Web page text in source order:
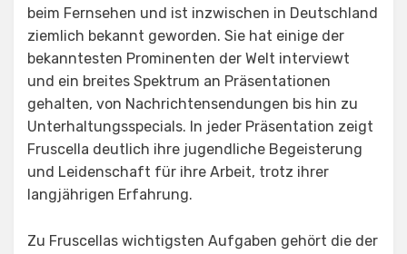
beim Fernsehen und ist inzwischen in Deutschland
ziemlich bekannt geworden. Sie hat einige der
bekanntesten Prominenten der Welt interviewt
und ein breites Spektrum an Präsentationen
gehalten, von Nachrichtensendungen bis hin zu
Unterhaltungsspecials. In jeder Präsentation zeigt
Fruscella deutlich ihre jugendliche Begeisterung
und Leidenschaft für ihre Arbeit, trotz ihrer
langjährigen Erfahrung.
Zu Fruscellas wichtigsten Aufgaben gehört die der